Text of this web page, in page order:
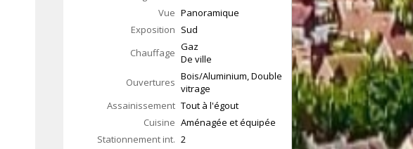
Vue Panoramique
Exposition Sud
Chauffage Gaz
De ville
Ouvertures Bois/Aluminium, Double
vitrage
Assainissement Tout à l'égout
Cuisine Aménagée et équipée
Stationnement int. 2